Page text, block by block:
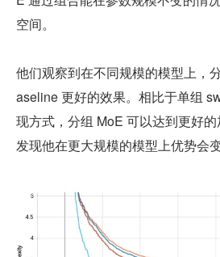
空间。
他们观察到在不同规模的模型上，
aseline 更好的效果。相比于单组
现方式，分组 MoE 可以达到更好
发现他在更大规模的模型上优势会